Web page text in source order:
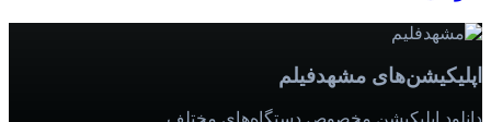
اپلیکیشن‌های مشهدفیلم